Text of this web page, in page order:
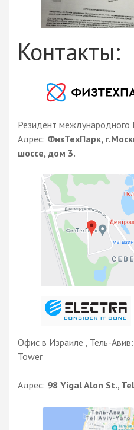
Контакты:
Резидент международного
Адрес: ФизТехПарк,
шоссе, дом 3.
Офис в Израиле , Тель-
Tower
Адрес: 98 Yigal Alon St.,